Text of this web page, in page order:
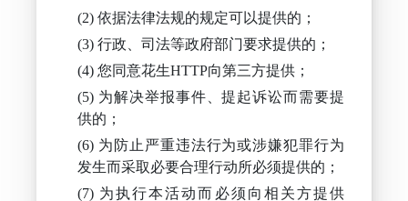
依据法律法规的规定可以提供的；
行政、司法等政府部门要求提供的；
您同意花生HTTP向第三方提供；
为解决举报事件、提起诉讼而需要提
供的；
为防止严重违法行为或涉嫌犯罪行为
发生而采取必要合理行动所必须提供的；
为执行本活动而必须向相关方提供